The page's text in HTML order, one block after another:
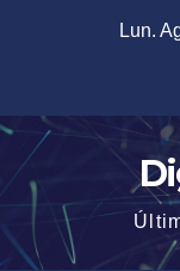
Lun.